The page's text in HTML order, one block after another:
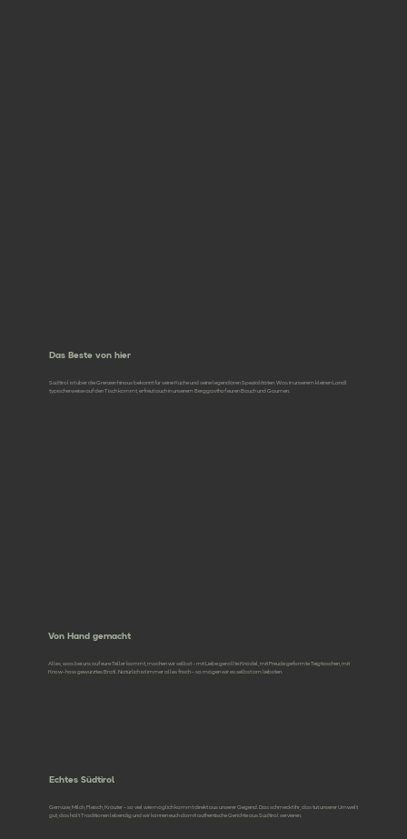
Das Beste von hier
Südtirol ist über die Grenzen hinaus bekannt für seine Küche und seine legendären Spezialitäten. Was in unserem kleinen Landl
typischerweise auf den Tisch kommt, erfreut auch in unserem Berggasthof euren Bauch und Gaumen.
Von Hand gemacht
Alles, was bei uns auf eure Teller kommt, machen wir selbst – mit Liebe gerollte Knödel, mit Freude geformte Teigtaschen, mit
Know-how gewürztes Bratl. Natürlich ist immer alles frisch – so mögen wir es selbst am liebsten.
Echtes Südtirol
Gemüse, Milch, Fleisch, Kräuter – so viel wie möglich kommt direkt aus unserer Gegend. Das schmeckt ihr, das tut unserer Umwelt
gut, das hält Traditionen lebendig und wir können euch damit authentische Gerichte aus Südtirol servieren.